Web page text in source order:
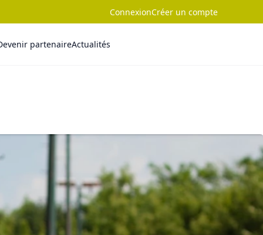
ConnexionCréer un compte
partenaireActualités